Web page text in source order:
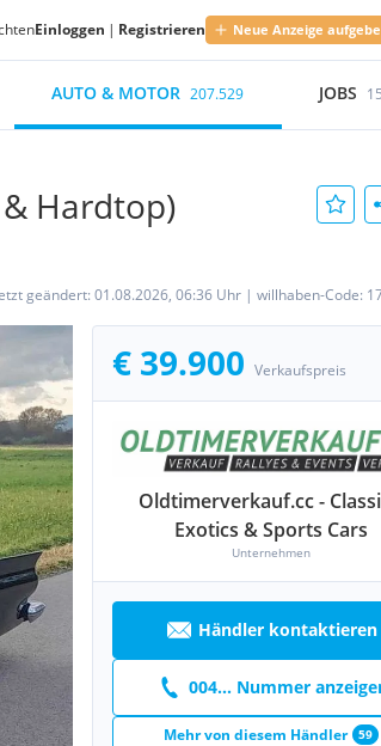
Einloggen | Registrieren Neue Anzeige
AUTO & MOTOR 207.529 JOBS
Hardtop)
geändert: 01.08.2026, 06:36 Uhr | willhaben-Code:
€ 39.900 Verkaufspreis
Oldtimerverkauf.cc -
Exotics & Sports Cars
Unternehmen
Händler kontaktieren
004... Nummer
Mehr von diesem Händler 59